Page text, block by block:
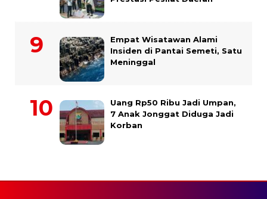
Empat Wisatawan Alami
Insiden di Pantai Semeti, Satu
Meninggal
Uang Rp50 Ribu Jadi Umpan,
7 Anak Jonggat Diduga Jadi
Korban